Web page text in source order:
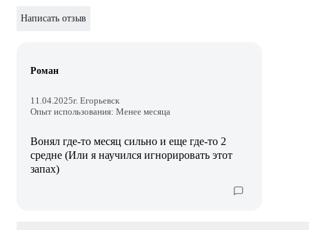
Написать отзыв
Роман
11.04.2025г. Егорьевск
Опыт использования: Менее месяца
Вонял где-то месяц сильно и еще где-то 2
средне (Или я научился игнорировать этот
запах)